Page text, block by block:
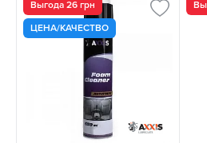
Выгода 26 грн
ЦЕНА/КАЧЕСТВО